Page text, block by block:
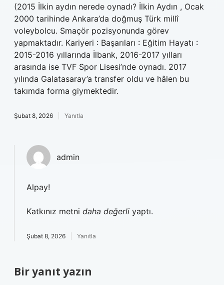
(2015 İlkin aydın nerede oynadı? İlkin Aydın , Ocak
2000 tarihinde Ankara’da doğmuş Türk millî
voleybolcu. Smaçör pozisyonunda görev
yapmaktadır. Kariyeri : Başarıları : Eğitim Hayatı :
2015-2016 yıllarında İlbank, 2016-2017 yılları
arasında ise TVF Spor Lisesi’nde oynadı. 2017
yılında Galatasaray’a transfer oldu ve hâlen bu
takımda forma giymektedir.
Şubat 8, 2026 Yanıtla
admin
Alpay!
Katkınız metni daha değerli yaptı.
Şubat 8, 2026 Yanıtla
Bir yanıt yazın